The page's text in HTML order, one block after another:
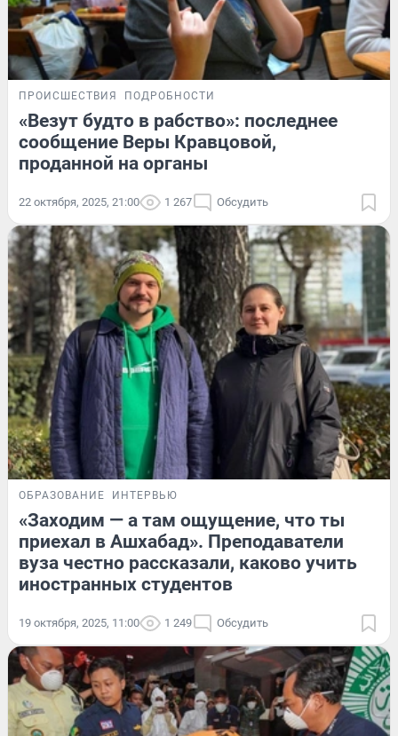
ПРОИСШЕСТВИЯ ПОДРОБНОСТИ
«Везут будто в рабство»: последнее
сообщение Веры Кравцовой,
проданной на органы
22 октября, 2025, 21:00 1 267 Обсудить
ОБРАЗОВАНИЕ ИНТЕРВЬЮ
«Заходим — а там ощущение, что ты
приехал в Ашхабад». Преподаватели
вуза честно рассказали, каково учить
иностранных студентов
19 октября, 2025, 11:00 1 249 Обсудить